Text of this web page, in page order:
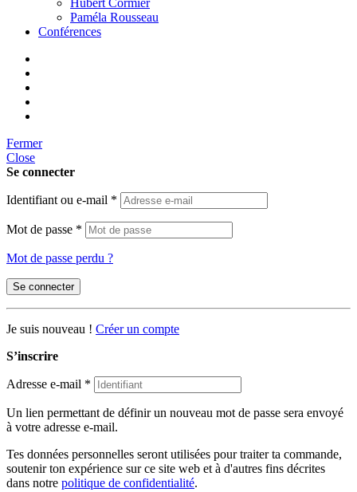
Hubert Cormier
Paméla Rousseau
Conférences
Fermer
Close
Se connecter
Identifiant ou e-mail *
Mot de passe *
Mot de passe perdu ?
Se connecter
Je suis nouveau ! Créer un compte
S’inscrire
Adresse e-mail *
Un lien permettant de définir un nouveau mot de passe sera envoyé
à votre adresse e-mail.
Tes données personnelles seront utilisées pour traiter ta commande,
soutenir ton expérience sur ce site web et à d'autres fins décrites
dans notre politique de confidentialité.